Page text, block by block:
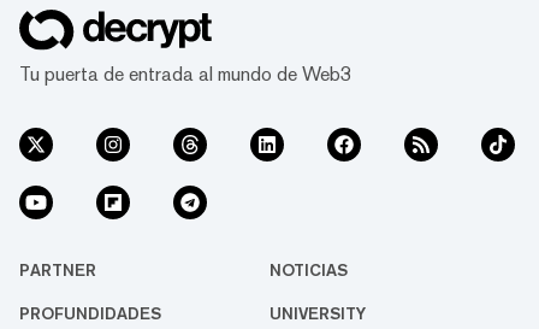
Tu puerta de entrada al mundo de Web3
PARTNER NOTICIAS
PROFUNDIDADES UNIVERSITY